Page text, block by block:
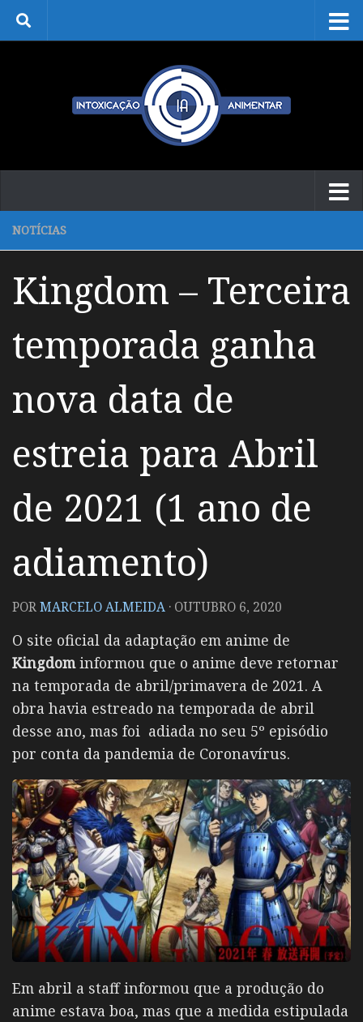
Skip to content
NOTÍCIAS
Kingdom – Terceira
temporada ganha
nova data de
estreia para Abril
de 2021 (1 ano de
adiamento)
PORMARCELO ALMEIDA · OUTUBRO 6, 2020
O site oficial da adaptação em anime de
Kingdominformou que o anime deve retornar
na temporada de abril/primavera de 2021. A
obra havia estreado na temporada de abril
desse ano, mas foi adiada no seu 5º episódio
por conta da pandemia de Coronavírus.
Em abril a staff informou que a produção do
anime estava boa, mas que a medida estipulada